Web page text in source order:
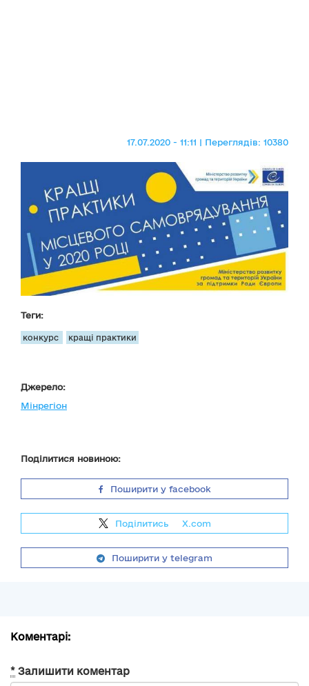
17.07.2020 - 11:11 | Переглядів: 10380
Теги:
конкурс кращі практики
Джерело:
Мінрегіон
Поділитися новиною:
Поширити у facebook
Поділитись X.com
Поширити у telegram
Коментарі:
* Залишити коментар